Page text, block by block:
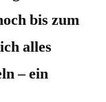
bis zum
alles
– ein